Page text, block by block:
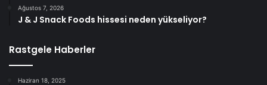
Ağustos 7, 2026
J & J Snack Foods hissesi neden yükseliyor?
Rastgele Haberler
Haziran 18, 2025